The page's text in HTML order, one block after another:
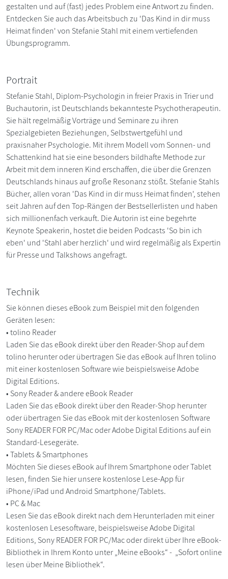
gestalten und auf (fast) jedes Problem eine Antwort zu finden.
Entdecken Sie auch das Arbeitsbuch zu 'Das Kind in dir muss
Heimat finden' von Stefanie Stahl mit einem vertiefenden
Übungsprogramm.
Portrait
Stefanie Stahl, Diplom-Psychologin in freier Praxis in Trier und
Buchautorin, ist Deutschlands bekannteste Psychotherapeutin.
Sie hält regelmäßig Vorträge und Seminare zu ihren
Spezialgebieten Beziehungen, Selbstwertgefühl und
praxisnaher Psychologie. Mit ihrem Modell vom Sonnen- und
Schattenkind hat sie eine besonders bildhafte Methode zur
Arbeit mit dem inneren Kind erschaffen, die über die Grenzen
Deutschlands hinaus auf große Resonanz stößt. Stefanie Stahls
Bücher, allen voran 'Das Kind in dir muss Heimat finden', stehen
seit Jahren auf den Top-Rängen der Bestsellerlisten und haben
sich millionenfach verkauft. Die Autorin ist eine begehrte
Keynote Speakerin, hostet die beiden Podcasts 'So bin ich
eben' und 'Stahl aber herzlich' und wird regelmäßig als Expertin
für Presse und Talkshows angefragt.
Technik
Sie können dieses eBook zum Beispiel mit den folgenden
Geräten lesen:
• tolino Reader
Laden Sie das eBook direkt über den Reader-Shop auf dem
tolino herunter oder übertragen Sie das eBook auf Ihren tolino
mit einer kostenlosen Software wie beispielsweise Adobe
Digital Editions.
• Sony Reader & andere eBook Reader
Laden Sie das eBook direkt über den Reader-Shop herunter
oder übertragen Sie das eBook mit der kostenlosen Software
Sony READER FOR PC/Mac oder Adobe Digital Editions auf ein
Standard-Lesegeräte.
• Tablets & Smartphones
Möchten Sie dieses eBook auf Ihrem Smartphone oder Tablet
lesen, finden Sie hier unsere kostenlose Lese-App für
iPhone/iPad und Android Smartphone/Tablets.
• PC & Mac
Lesen Sie das eBook direkt nach dem Herunterladen mit einer
kostenlosen Lesesoftware, beispielsweise Adobe Digital
Editions, Sony READER FOR PC/Mac oder direkt über Ihre eBook-
Bibliothek in Ihrem Konto unter „Meine eBooks“ - „Sofort online
lesen über Meine Bibliothek“.